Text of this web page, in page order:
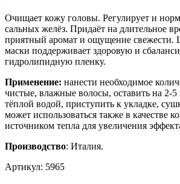
Очищает кожу головы. Регулирует и
сальных желёз. Придаёт на длительное
приятный аромат и ощущение свежести.
маски поддерживает здоровую и
гидролипидную пленку.
Применение: нанести необходимое
чистые, влажные волосы, оставить на 2-
тёплой водой, приступить к укладке,
может использоваться также в качестве
источником тепла для увеличения
Производство: Италия.
Артикул: 5965